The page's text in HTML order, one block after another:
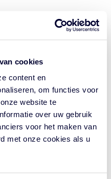
cookies
content en
om functies voor
website te
over uw gebruik
voor het maken van
met onze cookies als u
tot ACTIAM Duurzaam
wij u graag naar de
tot ACTIAM Duurzaam
verwijzen wij u graag
Addendum (pdf)
tot ACTIAM Duurzaam
wij u graag naar de
(pdf)